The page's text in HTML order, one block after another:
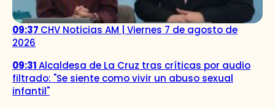
09:37 CHV Noticias AM | Viernes 7 de agosto de
2026
09:31Alcaldesa de La Cruz tras críticas por audio
filtrado: "Se siente como vivir un abuso sexual
infantil"